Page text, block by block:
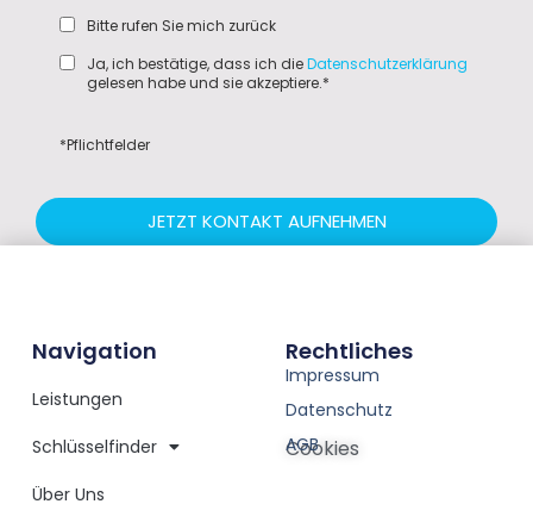
Bitte rufen Sie mich zurück
Ja, ich bestätige, dass ich dieDatenschutzerklärung
gelesen habe und sie akzeptiere.*
*Pflichtfelder
JETZT KONTAKT AUFNEHMEN
Navigation
Leistungen
Schlüsselfinder
Über Uns
Rechtliches
Impressum
Datenschutz
AGB
Cookies